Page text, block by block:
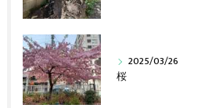
2025/03/26
桜